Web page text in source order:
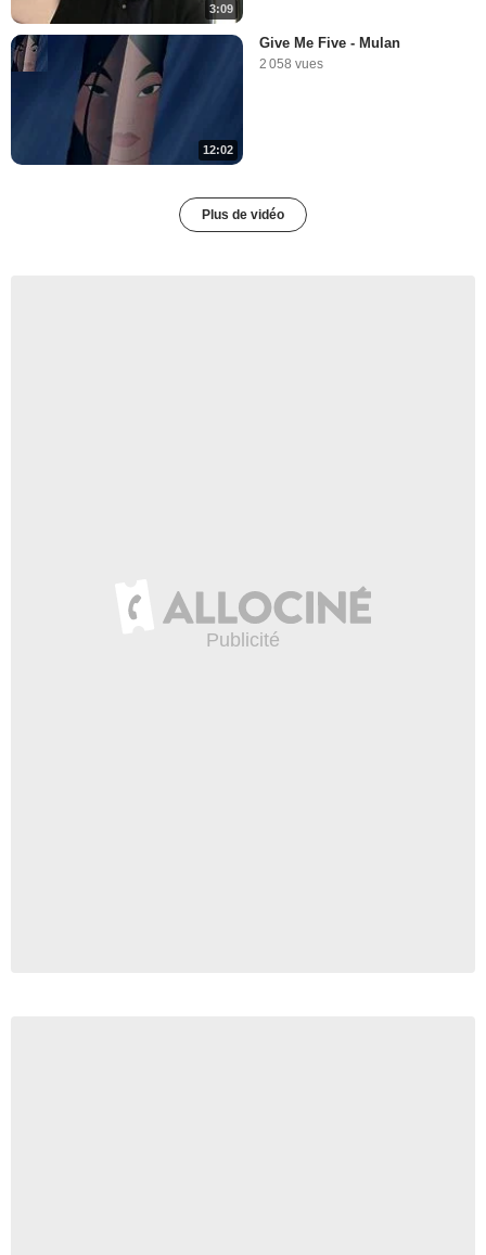
3:09
12:02
Give Me Five - Mulan
2 058 vues
Plus de vidéo